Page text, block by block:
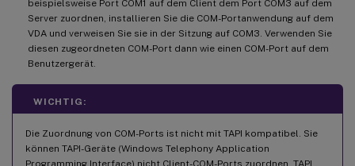
beispielsweise Port COM1 auf dem Client dem Port COM3 auf dem
Server zuordnen, installieren Sie die COM-Portanwendung auf dem
VDA und verweisen Sie sie in der Sitzung auf COM3. Verwenden Sie
diesen zugeordneten COM-Port dann wie einen COM-Port auf dem
Benutzergerät.
WICHTIG:
Die Zuordnung von COM-Ports ist nicht mit TAPI kompatibel. Sie
können TAPI-Geräte (Windows Telephony Application
Programming Interface) nicht Client-COM-Ports zuordnen. TAPI